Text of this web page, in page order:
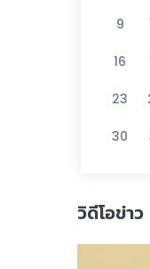
9
16
23
30
วิดีโอข่าว